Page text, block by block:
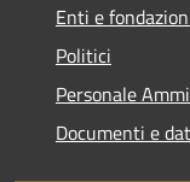
Enti e
Politici
Personale
Documenti e